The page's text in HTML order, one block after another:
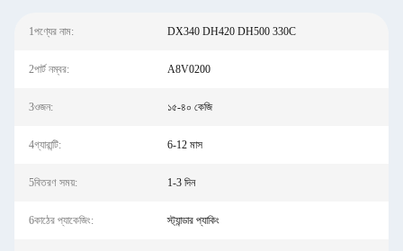
1পণ্যের নাম: DX340 DH420 DH500 330C
2পার্ট নম্বর: A8V0200
3ওজন: ১৫-৪০ কেজি
4গ্যারান্টি: 6-12 মাস
5বিতরণ সময়: 1-3 দিন
6কাঠের প্যাকেজিং: স্ট্যান্ডার প্যাকিং